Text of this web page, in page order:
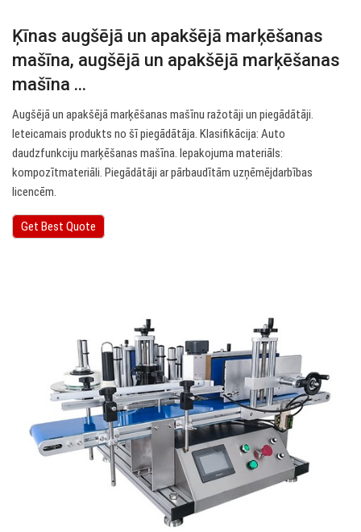
Ķīnas augšējā un apakšējā marķēšanas
mašīna, augšējā un apakšējā marķēšanas
mašīna ...
Augšējā un apakšējā marķēšanas mašīnu ražotāji un piegādātāji.
Ieteicamais produkts no šī piegādātāja. Klasifikācija: Auto
daudzfunkciju marķēšanas mašīna. Iepakojuma materiāls:
kompozītmateriāli. Piegādātāji ar pārbaudītām uzņēmējdarbības
licencēm.
Get Best Quote